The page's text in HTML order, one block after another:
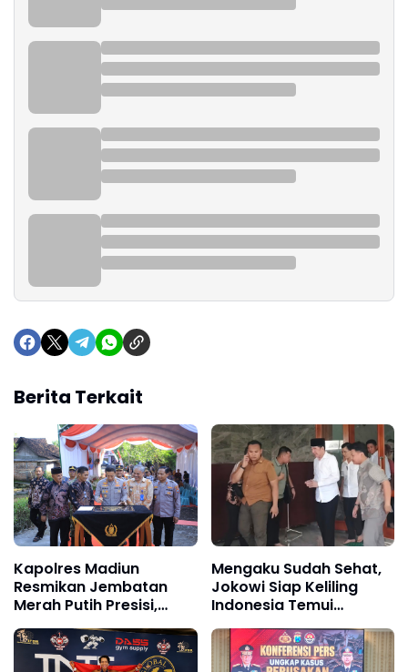
Berita Terkait
Kapolres Madiun
Resmikan Jembatan
Merah Putih Presisi,
Akses Warga Antar
Desa Kini Lebih Aman
dan Lancar
Mengaku Sudah Sehat,
Jokowi Siap Keliling
Indonesia Temui
Masyarakat